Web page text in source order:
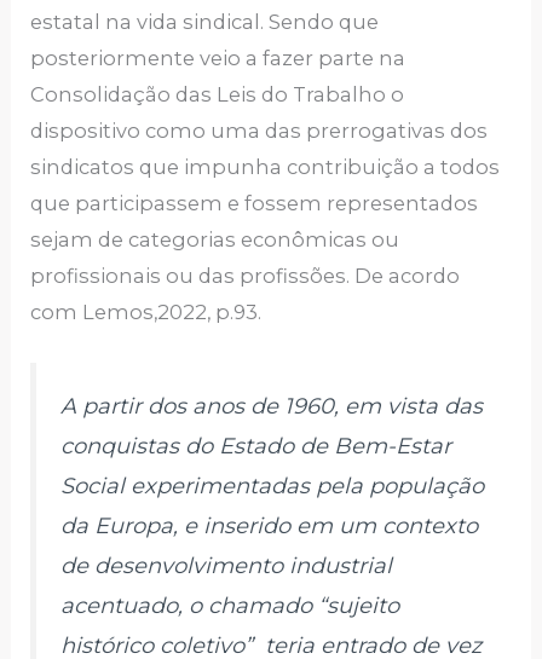
estatal na vida sindical. Sendo que
posteriormente veio a fazer parte na
Consolidação das Leis do Trabalho o
dispositivo como uma das prerrogativas dos
sindicatos que impunha contribuição a todos
que participassem e fossem representados
sejam de categorias econômicas ou
profissionais ou das profissões. De acordo
com Lemos,2022, p.93.
A partir dos anos de 1960, em vista das
conquistas do Estado de Bem-Estar
Social experimentadas pela população
da Europa, e inserido em um contexto
de desenvolvimento industrial
acentuado, o chamado “sujeito
histórico coletivo” teria entrado de vez